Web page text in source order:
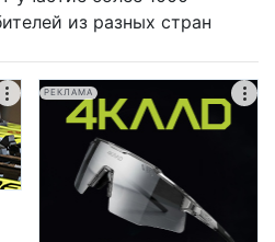
из разных стран
РЕКЛАМА